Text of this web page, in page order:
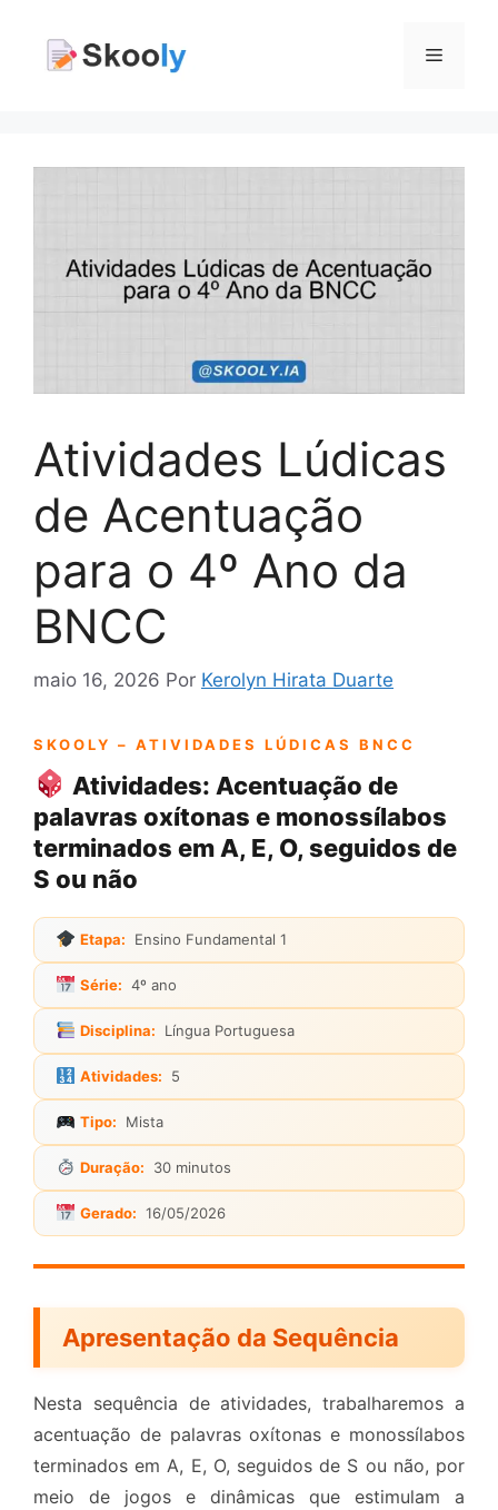
Menu
Atividades Lúdicas
de Acentuação
para o 4º Ano da
BNCC
maio 16, 2026 Por Kerolyn Hirata Duarte
SKOOLY – ATIVIDADES LÚDICAS BNCC
Atividades: Acentuação de
palavras oxítonas e monossílabos
terminados em A, E, O, seguidos de
S ou não
Etapa: Ensino Fundamental 1
Série: 4º ano
Disciplina: Língua Portuguesa
Atividades: 5
Tipo: Mista
Duração: 30 minutos
Gerado: 16/05/2026
Apresentação da Sequência
Nesta sequência de atividades, trabalharemos a
acentuação de palavras oxítonas e monossílabos
terminados em A, E, O, seguidos de S ou não, por
meio de jogos e dinâmicas que estimulam a